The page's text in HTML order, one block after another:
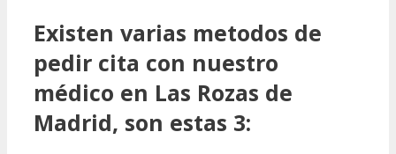
Existen varias metodos de
pedir cita con nuestro
médico en Las Rozas de
Madrid, son estas 3: